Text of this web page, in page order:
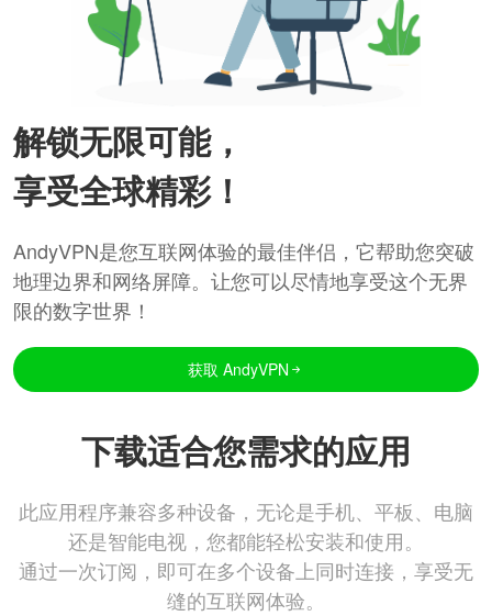
解锁无限可能，
享受全球精彩！
AndyVPN是您互联网体验的最佳伴侣，它帮助您突破
地理边界和网络屏障。让您可以尽情地享受这个无界
限的数字世界！
获取 AndyVPN
下载适合您需求的应用
此应用程序兼容多种设备，无论是手机、平板、电脑
还是智能电视，您都能轻松安装和使用。
通过一次订阅，即可在多个设备上同时连接，享受无
缝的互联网体验。